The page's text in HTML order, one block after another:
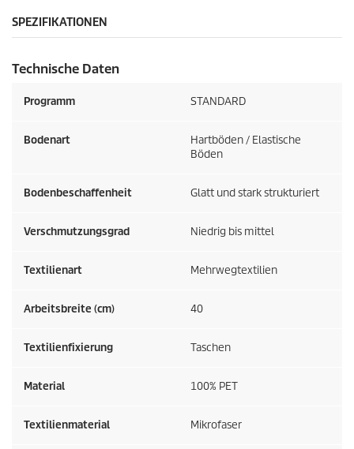
SPEZIFIKATIONEN
Technische Daten
Programm STANDARD
Bodenart
Hartböden / Elastische
Böden
Bodenbeschaffenheit Glatt und stark strukturiert
Verschmutzungsgrad Niedrig bis mittel
Textilienart Mehrwegtextilien
Arbeitsbreite (cm) 40
Textilienfixierung Taschen
Material 100% PET
Textilienmaterial Mikrofaser